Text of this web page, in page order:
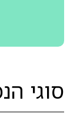
סוגי